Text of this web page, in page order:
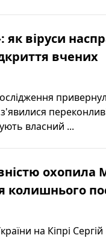
як віруси
вчених
власний ...
охопила
колишнього
на Кіпрі